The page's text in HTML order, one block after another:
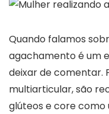
Quando falamos
agachamento é um
deixar de comentar.
multiarticular, são
glúteos e core como